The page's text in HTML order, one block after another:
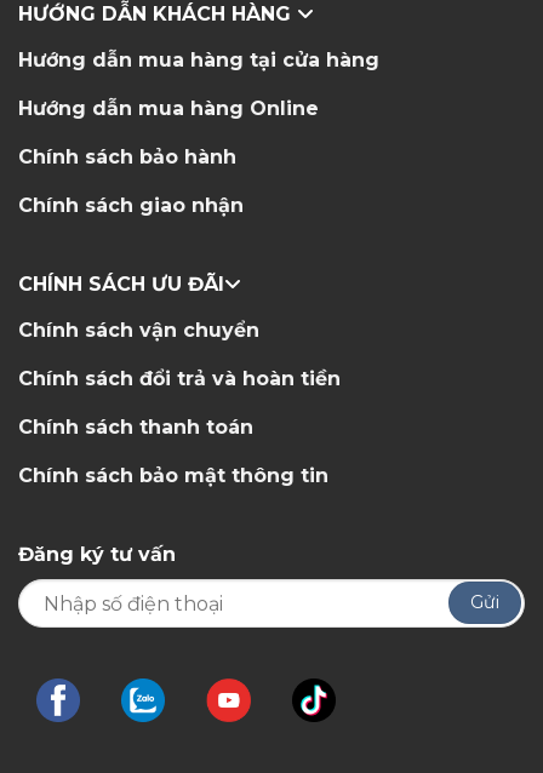
HƯỚNG DẪN KHÁCH HÀNG
Hướng dẫn mua hàng tại cửa hàng
Hướng dẫn mua hàng Online
Chính sách bảo hành
Chính sách giao nhận
CHÍNH SÁCH ƯU ĐÃI
Chính sách vận chuyển
Chính sách đổi trả và hoàn tiền
Chính sách thanh toán
Chính sách bảo mật thông tin
Đăng ký tư vấn